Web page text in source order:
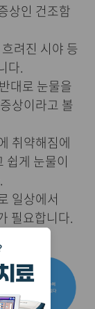
상인 건조함
려진 시야 등
다.
대로 눈물을
상이라고 볼
취약해짐에
쉽게 눈물이
일상에서
필요합니다.